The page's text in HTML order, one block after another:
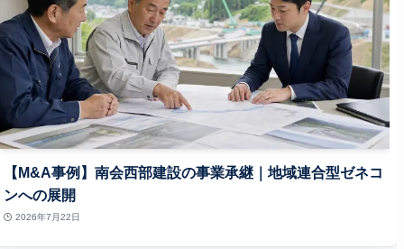
【M&A事例】南会西部建設の事業承継｜地域連合型ゼネコ
ンへの展開
2026年7月22日